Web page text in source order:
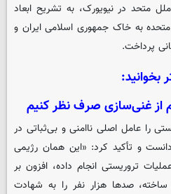
ملل متحد در نیویورک، به تشریح ابعاد
به خاک جمهوری اسلامی ایران و
پرداخت.
بخوانید:
از غنی‌سازی صرف نظر کنیم
را عامل اصلی ناامنی و بی‌ثباتی در
و تأکید کرد: «این همان رژیمی
که تاکنون بیش از ۳۰۰۰ عملیات تروریستی انجام داده، افزون بر
صدها هزار نفر را به شهادت